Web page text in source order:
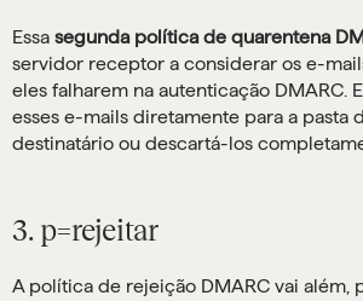
Essa segunda política de quarentena
servidor receptor a considerar os e-
eles falharem na autenticação DMARC.
esses e-mails diretamente para a pasta
destinatário ou descartá-los
3. p=rejeitar
A política de rejeição DMARC vai além,